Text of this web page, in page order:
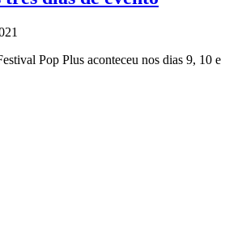
Pop Plus aconteceu nos dias 9, 10 e